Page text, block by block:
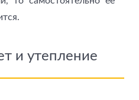
и утепление